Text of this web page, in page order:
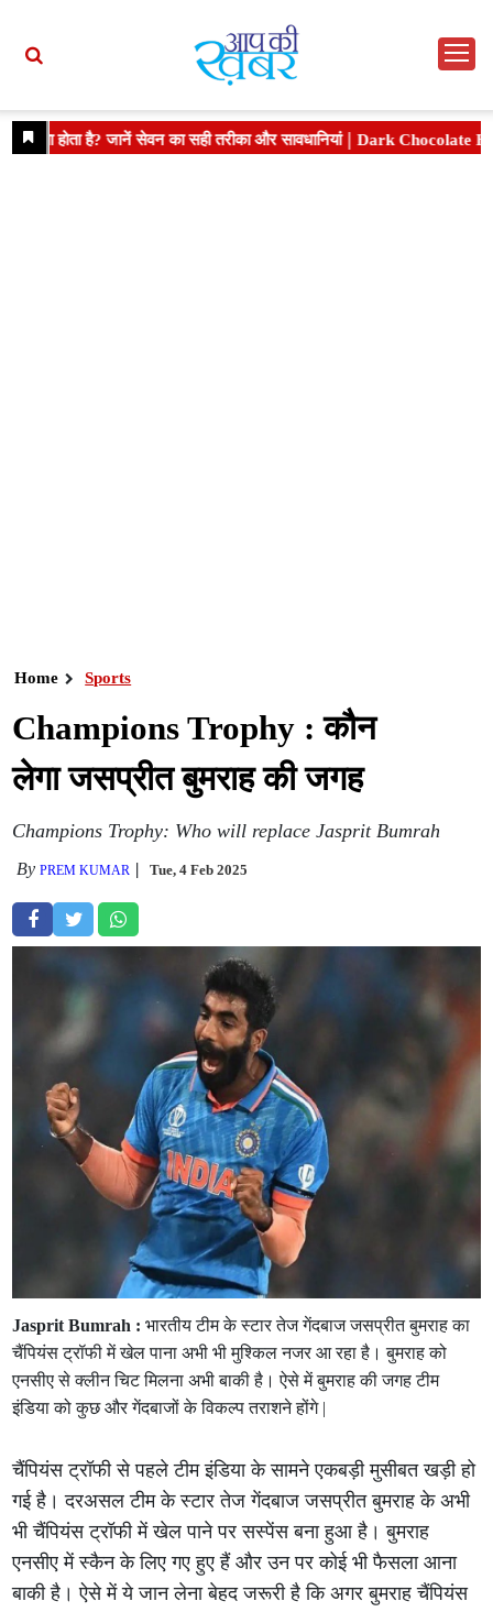
Home Sports
Champions Trophy : कौन
लेगा जसप्रीत बुमराह की जगह
Champions Trophy: Who will replace Jasprit Bumrah
ByPREM KUMAR Tue, 4 Feb 2025
Jasprit Bumrah :भारतीय टीम के स्टार तेज गेंदबाज जसप्रीत बुमराह का
चैंपियंस ट्रॉफी में खेल पाना अभी भी मुश्किल नजर आ रहा है। बुमराह को
एनसीए से क्लीन चिट मिलना अभी बाकी है। ऐसे में बुमराह की जगह टीम
इंडिया को कुछ और गेंदबाजों के विकल्प तराशने होंगे |
चैंपियंस ट्रॉफी से पहले टीम इंडिया के सामने एकबड़ी मुसीबत खड़ी हो
गई है। दरअसल टीम के स्टार तेज गेंदबाज जसप्रीत बुमराह के अभी
भी चैंपियंस ट्रॉफी में खेल पाने पर सस्पेंस बना हुआ है। बुमराह
एनसीए में स्कैन के लिए गए हुए हैं और उन पर कोई भी फैसला आना
बाकी है। ऐसे में ये जान लेना बेहद जरूरी है कि अगर बुमराह चैंपियंस